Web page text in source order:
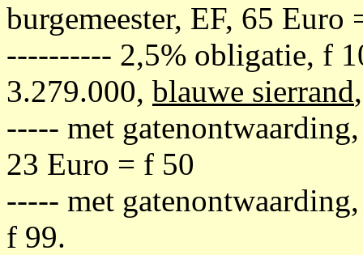
burgemeester, EF, 65 Euro
---------- 2,5% obligatie, f
3.279.000, blauwe sierrand
----- met
23 Euro = f 50
----- met
f 99.